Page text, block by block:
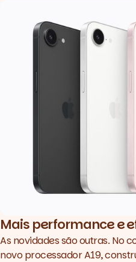
Mais performance e
As novidades são outras. No
novo processador A19,